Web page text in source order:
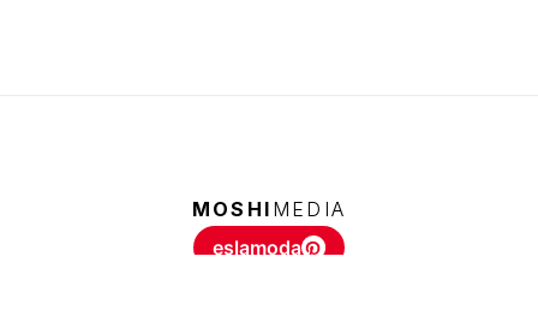
MOSHI MEDIA
eslamoda